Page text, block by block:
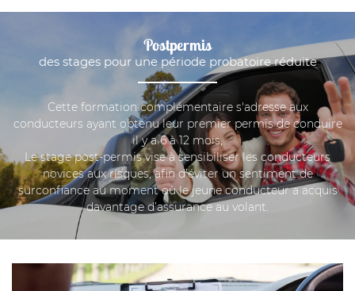
Postpermis
des stages pour une période probatoire réduite
Cette formation complémentaire s'adresse aux
conducteurs ayant obtenu leur premier permis de conduire
il y a 6 à 12 mois,
Le stage post-permis vise à sensibiliser les conducteurs
novices aux risques, afin d’éviter un sentiment de
surconfiance au moment où le jeune conducteur a acquis
davantage d’assurance au volant.